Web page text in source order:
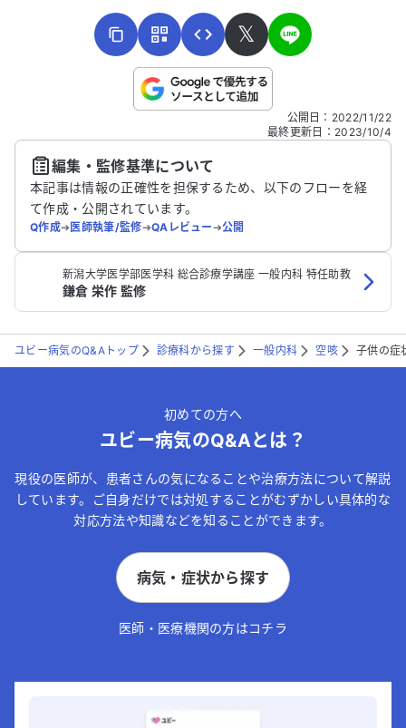
こちらは送信専用のフォームです。氏名やご自身の病気の詳細な
送信する
𝕏
公開日 ： 2022/11/22
最終更新日 ： 2023/10/4
編集・監修基準について
本記事は情報の正確性を担保するため、以下のフローを経
て作成・公開されています。
Q作成➔医師執筆/監修➔QAレビュー➔公開
新潟大学医学部医学科 総合診療学講座 一般内科 特任助教
鎌倉 栄作 監修
ユビー病気のQ&Aトップ 診療科から探す 一般内科 空咳 子供の症
初めての方へ
ユビー病気のQ&Aとは？
現役の医師が、患者さんの気になることや治療方法について解説
しています。ご自身だけでは対処することがむずかしい具体的な
対応方法や知識などを知ることができます。
病気・症状から探す
医師・医療機関の方はコチラ